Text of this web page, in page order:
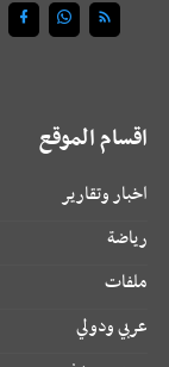
اقسام الموقع
اخبار وتقارير
رياضة
ملفات
عربي ودولي